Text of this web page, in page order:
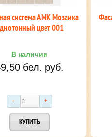
от 20.10 бел.
система АМК Мозаика
цвет 001
В наличии
бел. руб.